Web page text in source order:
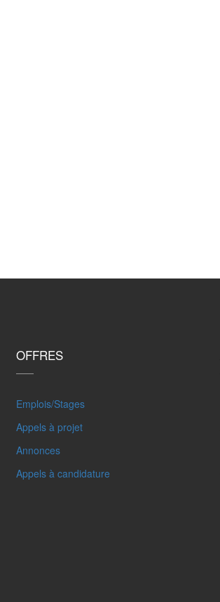
OFFRES
Emplois/Stages
Appels à projet
Annonces
Appels à candidature